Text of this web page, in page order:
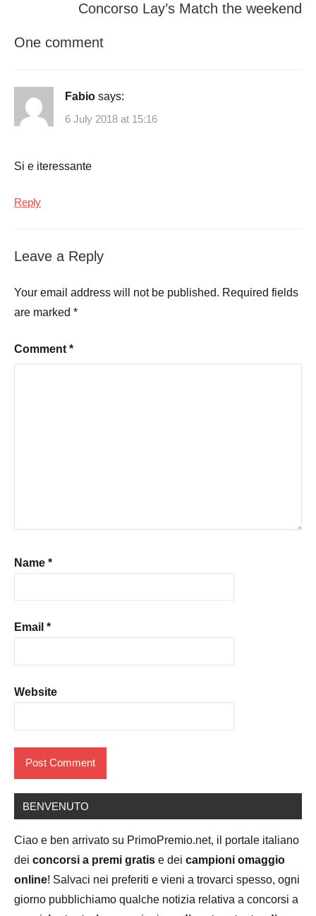
Concorso Lay’s Match the weekend
One comment
Fabio says:
6 July 2018 at 15:16
Si e iteressante
Reply
Leave a Reply
Your email address will not be published. Required fields
are marked *
Comment *
Name *
Email *
Website
BENVENUTO
Ciao e ben arrivato su PrimoPremio.net, il portale italiano
dei concorsi a premi gratis e dei campioni omaggio
online! Salvaci nei preferiti e vieni a trovarci spesso, ogni
giorno pubblichiamo qualche notizia relativa a concorsi a